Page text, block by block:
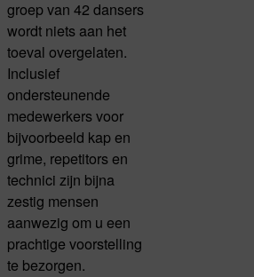
groep van 42 dansers
wordt niets aan het
toeval overgelaten.
Inclusief
ondersteunende
medewerkers voor
bijvoorbeeld kap en
grime, repetitors en
technici zijn bijna
zestig mensen
aanwezig om u een
prachtige voorstelling
te bezorgen.